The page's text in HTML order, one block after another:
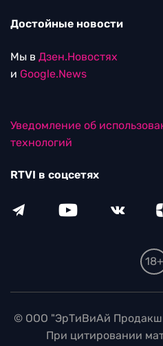
Достойные новости
Мы в Дзен.Новостях
и Google.News
Уведомление об
технологий
RTVI в соцсетях
18+
© ООО "ЭрТиВиАй
При цитировании